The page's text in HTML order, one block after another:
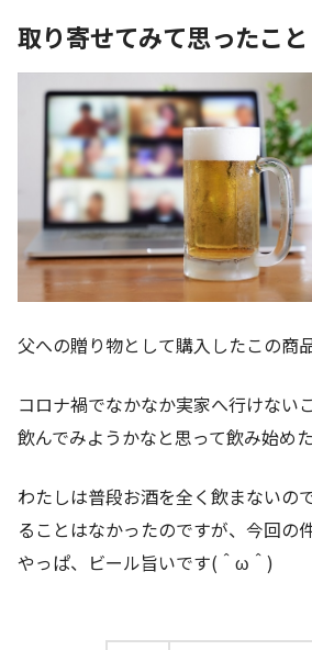
取り寄せてみて思ったこと
父への贈り物として購入したこの商品
コロナ禍でなかなか実家へ行けない
飲んでみようかなと思って飲み始め
わたしは普段お酒を全く飲まないの
ることはなかったのですが、今回の
やっぱ、ビール旨いです(＾ω＾)